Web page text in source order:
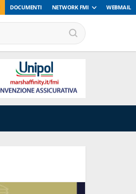
DOCUMENTI NETWORK FMI WEBMAIL